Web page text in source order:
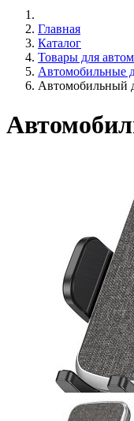
Главная
Каталог
Товары для
Автомобильные
Автомобильный